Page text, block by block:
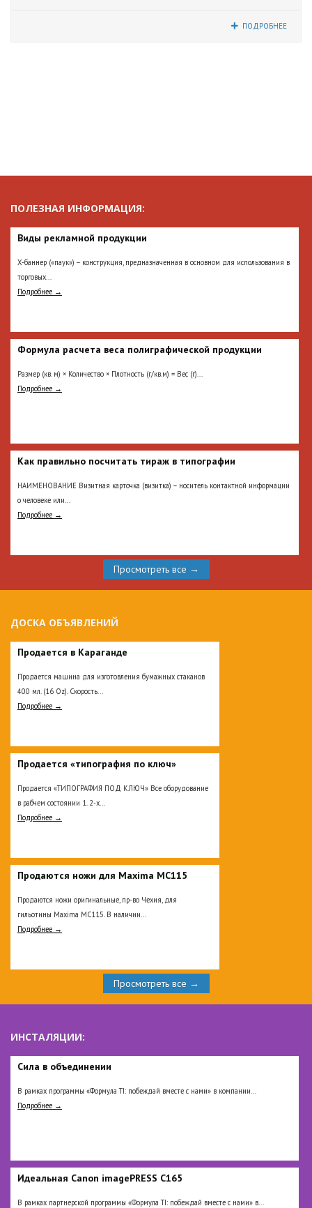
ПОДРОБНЕЕ
ПОЛЕЗНАЯ ИНФОРМАЦИЯ:
Виды рекламной продукции
Х-баннер («паук») – конструкция, предназначенная в основном для использования в
торговых...
Подробнее →
Формула расчета веса полиграфической продукции
Размер (кв. м) × Количество × Плотность (г/кв.м) = Вес (г)...
Подробнее →
Как правильно посчитать тираж в типографии
НАИМЕНОВАНИЕ Визитная карточка (визитка) – носитель контактной информации
о человеке или...
Подробнее →
Просмотреть все →
ДОСКА ОБЪЯВЛЕНИЙ
Продается в Караганде
Продается машина для изготовления бумажных стаканов
400 мл. (16 Oz). Скорость...
Подробнее →
Продается «типография по ключ»
Продается «ТИПОГРАФИЯ ПОД КЛЮЧ» Все оборудование
в рабчем состоянии 1. 2-х...
Подробнее →
Продаются ножи для Maxima MC115
Продаются ножи оригинальные, пр-во Чехия, для
гильотины Maxima MC115. В наличии...
Подробнее →
Просмотреть все →
ИНСТАЛЯЦИИ:
Сила в объединении
В рамках программы «Формула TI: побеждай вместе с нами» в компании...
Подробнее →
Идеальная Сanon imagePRESS C165
В рамках партнерской программы «Формула TI: побеждай вместе с нами» в...